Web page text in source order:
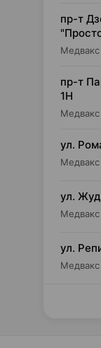
пр-т
пр-т
1Н
ул.
ул.
ул.